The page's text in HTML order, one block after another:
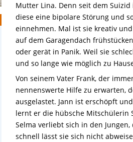
Mutter Lina. Denn seit dem
diese eine bipolare Störung und
einnehmen. Mal ist sie kreativ
auf dem Garagendach
oder gerät in Panik. Weil sie
und so lange wie möglich zu
Von seinem Vater Frank, der
nennenswerte Hilfe zu erwarten,
ausgelastet. Jann ist erschöpft
lernt er die hübsche Mitschülerin
Selma verliebt sich in den
schnell lässt sie sich nicht